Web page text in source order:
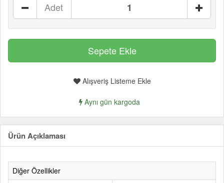
Adet
Alışveriş Listeme Ekle
Aynı gün kargoda
Ürün Açıklaması
Diğer Özellikler